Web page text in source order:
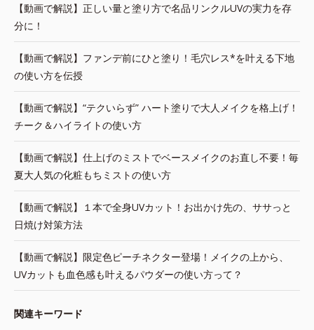
【動画で解説】正しい量と塗り方で名品リンクルUVの実力を存
分に！
【動画で解説】ファンデ前にひと塗り！毛穴レス*を叶える下地
の使い方を伝授
【動画で解説】“テクいらず” ハート塗りで大人メイクを格上げ！
チーク＆ハイライトの使い方
【動画で解説】仕上げのミストでベースメイクのお直し不要！毎
夏大人気の化粧もちミストの使い方
【動画で解説】１本で全身UVカット！お出かけ先の、ササっと
日焼け対策方法
【動画で解説】限定色ピーチネクター登場！メイクの上から、
UVカットも血色感も叶えるパウダーの使い方って？
関連キーワード